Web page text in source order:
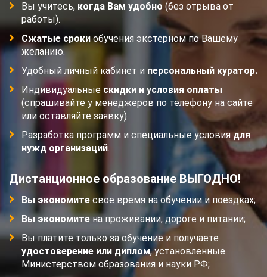
Вы учитесь, когда Вам удобно (без отрыва от
работы).
Сжатые срокиобучения экстерном по Вашему
желанию.
Удобный личный кабинет и персональный куратор.
Индивидуальные скидки и условия оплаты
(спрашивайте у менеджеров по телефону на сайте
или оставляйте заявку).
Разработка программ и специальные условиядля
нужд организаций.
Дистанционное образование ВЫГОДНО!
Вы экономите свое время на обучении и поездках;
Вы экономитена проживании, дороге и питании;
Вы платите только за обучение и получаете
удостоверение или диплом, установленные
Министерством образования и науки РФ;